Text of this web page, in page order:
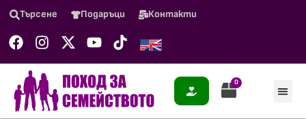
Търсене Подаръци Контакти
0